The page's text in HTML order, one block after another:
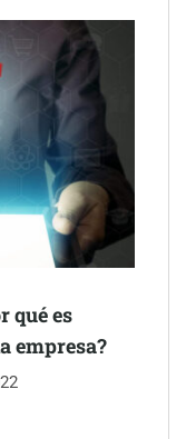
semestre de 2026
qué es
empresa?